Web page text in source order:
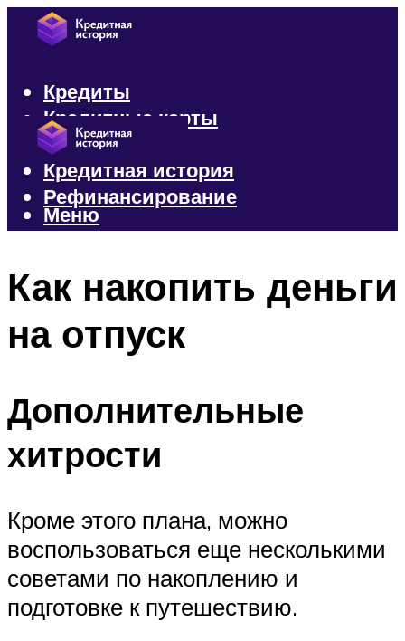
Кредиты
Кредитные карты
Микрозаймы
Кредитная история
Рефинансирование
Меню
Как накопить деньги
на отпуск
Дополнительные
хитрости
Кроме этого плана, можно
воспользоваться еще несколькими
советами по накоплению и
подготовке к путешествию.